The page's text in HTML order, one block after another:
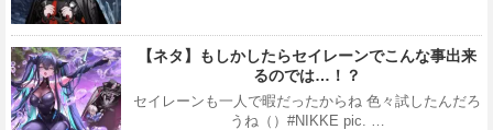
【ネタ】もしかしたらセイレーンでこんな事出来
るのでは…！？
セイレーンも一人で暇だったからね 色々試したんだろ
うね（）#NIKKE pic. …